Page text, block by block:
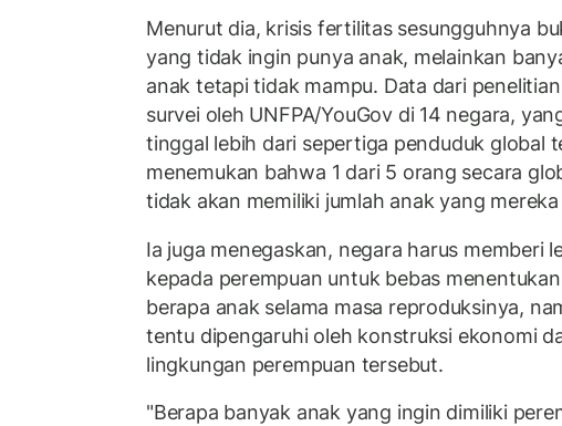
Menurut dia, krisis fertilitas sesungguhnya
yang tidak ingin punya anak, melainkan
anak tetapi tidak mampu. Data dari
survei oleh UNFPA/YouGov di 14 negara,
tinggal lebih dari sepertiga penduduk global
menemukan bahwa 1 dari 5 orang secara
tidak akan memiliki jumlah anak yang
Ia juga menegaskan, negara harus memberi
kepada perempuan untuk bebas
berapa anak selama masa reproduksinya,
tentu dipengaruhi oleh konstruksi ekonomi
lingkungan perempuan tersebut.
"Berapa banyak anak yang ingin dimiliki